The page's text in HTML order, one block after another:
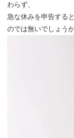
わらず、
急な休みを申告する
のでは無いでしょう